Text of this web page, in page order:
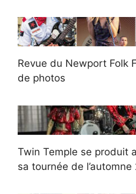
Revue du Newport Folk
de photos
Twin Temple se produit
sa tournée de l’automne